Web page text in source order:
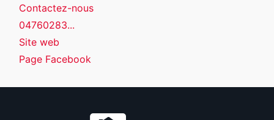
Contactez-nous
04760283...
Site web
Page Facebook